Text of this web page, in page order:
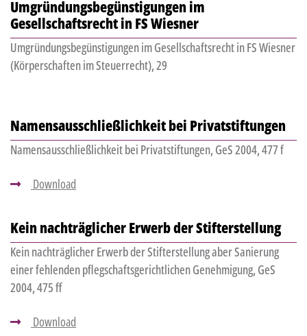
Umgründungsbegünstigungen im
Gesellschaftsrecht in FS Wiesner
Umgründungsbegünstigungen im Gesellschaftsrecht in FS Wiesner
(Körperschaften im Steuerrecht), 29
Namensausschließlichkeit bei Privatstiftungen
Namensausschließlichkeit bei Privatstiftungen, GeS 2004, 477 f
Download
Kein nachträglicher Erwerb der Stifterstellung
Kein nachträglicher Erwerb der Stifterstellung aber Sanierung
einer fehlenden pflegschaftsgerichtlichen Genehmigung, GeS
2004, 475 ff
Download